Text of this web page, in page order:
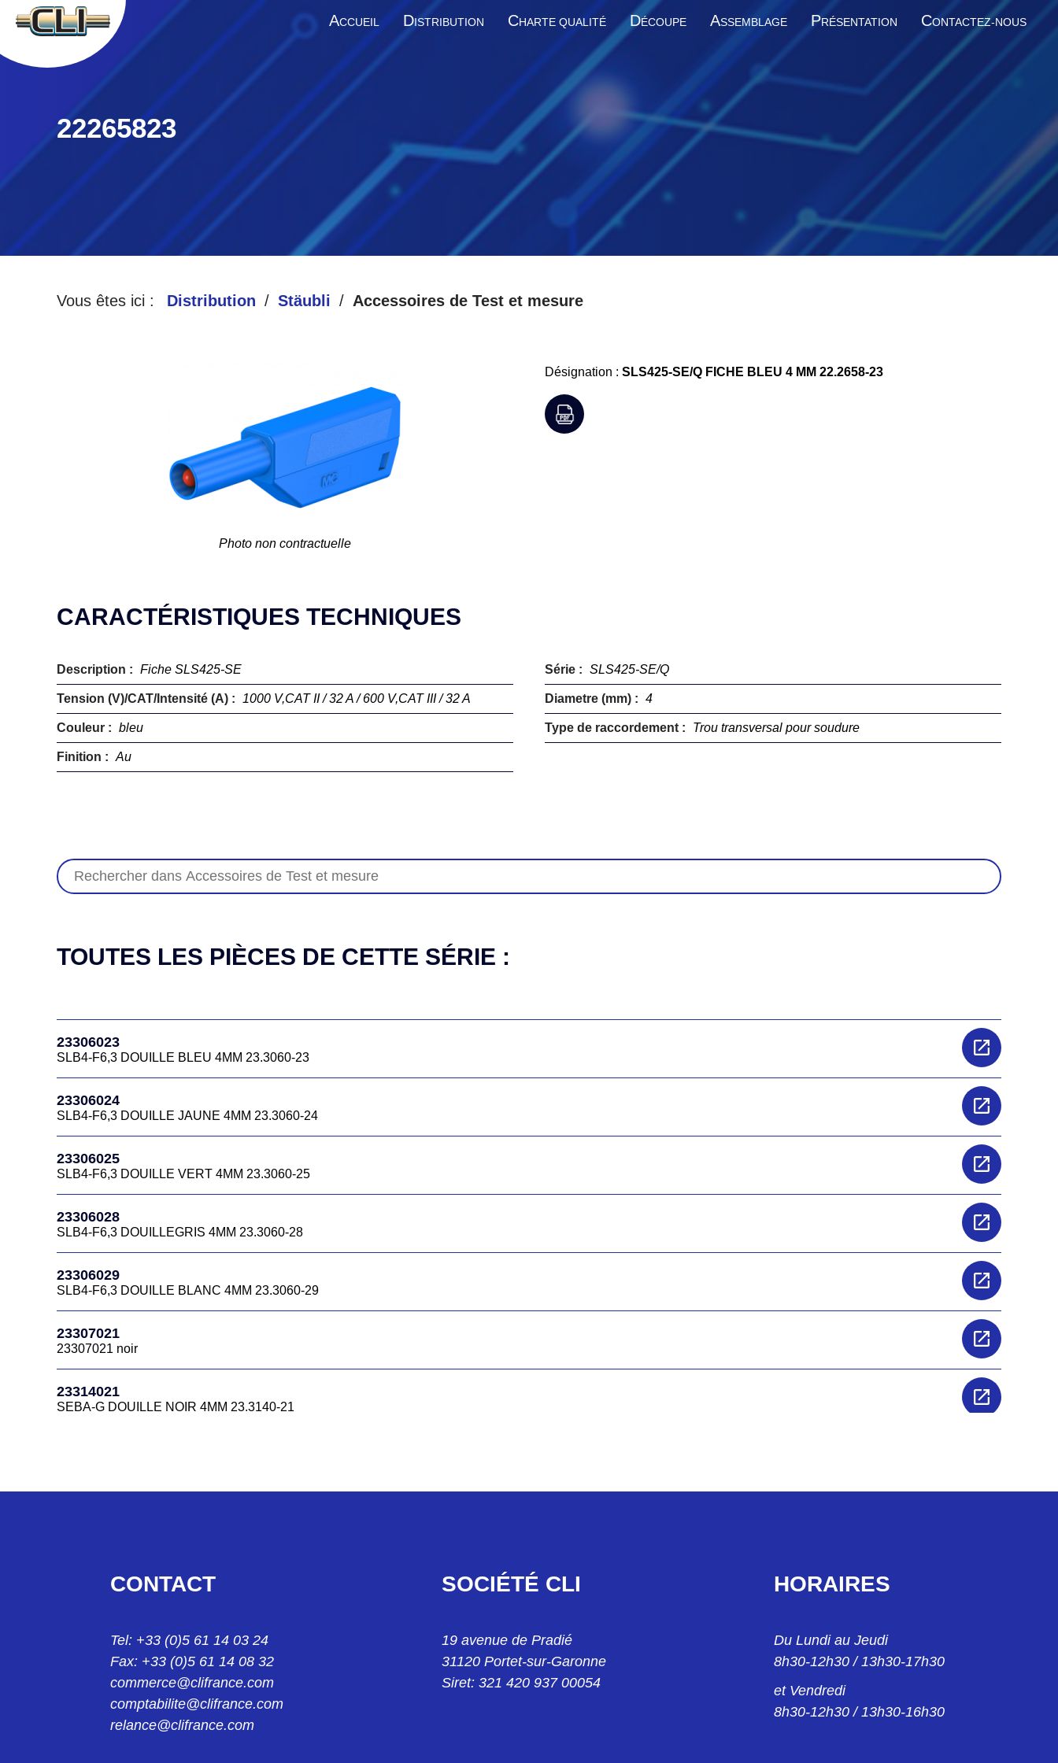
ACCUEIL DISTRIBUTION CHARTE QUALITÉ DÉCOUPE ASSEMBLAGE PRÉSENTATION CONTACTEZ-NOUS
22265823
Vous êtes ici : Distribution Stäubli Accessoires de Test et mesure
Photo non contractuelle
Désignation : SLS425-SE/Q FICHE BLEU 4 MM 22.2658-23
CARACTÉRISTIQUES TECHNIQUES
Description : Fiche SLS425-SE Série : SLS425-SE/Q
Tension (V)/CAT/Intensité (A) : 1000 V,CAT II / 32 A / 600 V,CAT III / 32 A Diametre (mm) : 4
Couleur : bleu Type de raccordement : Trou transversal pour soudure
Finition : Au
TOUTES LES PIÈCES DE CETTE SÉRIE :
23306023
SLB4-F6,3 DOUILLE BLEU 4MM 23.3060-23
23306024
SLB4-F6,3 DOUILLE JAUNE 4MM 23.3060-24
23306025
SLB4-F6,3 DOUILLE VERT 4MM 23.3060-25
23306028
SLB4-F6,3 DOUILLEGRIS 4MM 23.3060-28
23306029
SLB4-F6,3 DOUILLE BLANC 4MM 23.3060-29
23307021
23307021 noir
23314021
SEBA-G DOUILLE NOIR 4MM 23.3140-21
KS2-10L/1 FICHE BLANC 2MM 24.0043-29
KPS1/B2 PINCE NOIR 2MM 24.0139-21
24013922
KPS1/B2 PINCE ROUGE 2MM 24.0139-22
CONTACT
Tel: +33 (0)5 61 14 03 24
Fax: +33 (0)5 61 14 08 32
commerce@clifrance.com
comptabilite@clifrance.com
relance@clifrance.com
SOCIÉTÉ CLI
19 avenue de Pradié
31120 Portet-sur-Garonne
Siret: 321 420 937 00054
HORAIRES
Du Lundi au Jeudi
8h30-12h30 / 13h30-17h30
et Vendredi
8h30-12h30 / 13h30-16h30